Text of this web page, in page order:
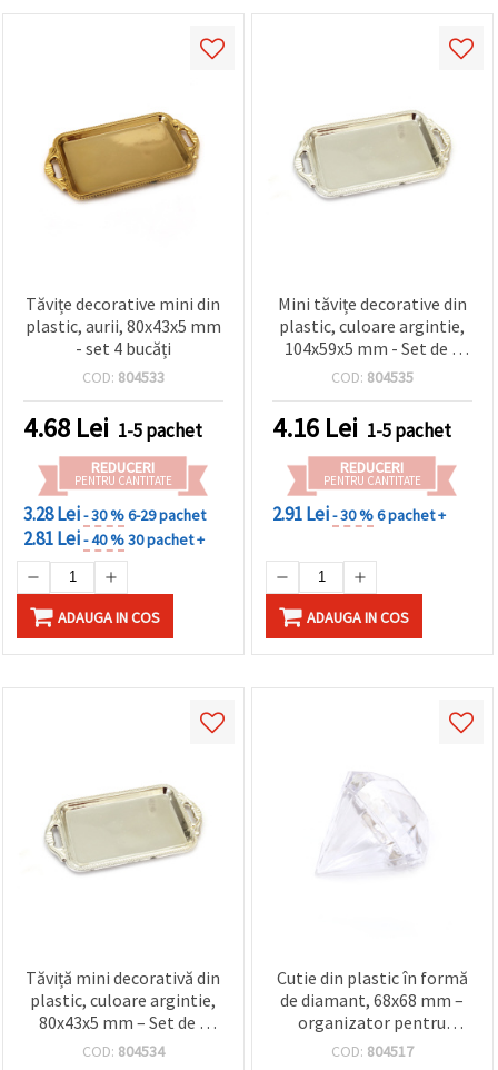
Tăvițe decorative mini din
plastic, aurii, 80x43x5 mm
- set 4 bucăți
COD: 804533
4.68 Lei 1-5 pachet
REDUCERI
PENTRU CANTITATE
3.28 Lei- 30 %6-29 pachet
2.81 Lei- 40 %30 pachet +
ADAUGA IN COS
Mini tăvițe decorative din
plastic, culoare argintie,
104x59x5 mm - Set de 3
bucăți
COD: 804535
4.16 Lei 1-5 pachet
REDUCERI
PENTRU CANTITATE
2.91 Lei- 30 %6 pachet +
ADAUGA IN COS
Tăviță mini decorativă din
plastic, culoare argintie,
80x43x5 mm – Set de 4
bucăți pentru hobby și DIY
COD: 804534
Cutie din plastic în formă
de diamant, 68x68 mm –
organizator pentru
mărgele și bijuterii
COD: 804517